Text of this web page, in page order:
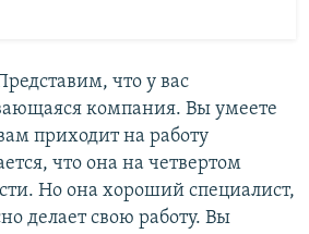
что у вас
компания. Вы умеете
приходит на работу
что она на четвертом
Но она хороший специалист,
делает свою работу. Вы